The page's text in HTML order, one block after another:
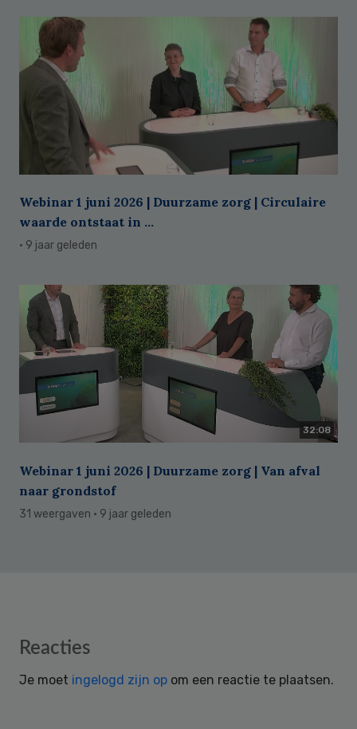
Webinar 1 juni 2026 | Duurzame zorg | Circulaire
waarde ontstaat in ...
· 9 jaar geleden
32:08
Webinar 1 juni 2026 | Duurzame zorg | Van afval
naar grondstof
31 weergaven · 9 jaar geleden
Reader
Reacties
Je moet ingelogd zijn op om een reactie te plaatsen.